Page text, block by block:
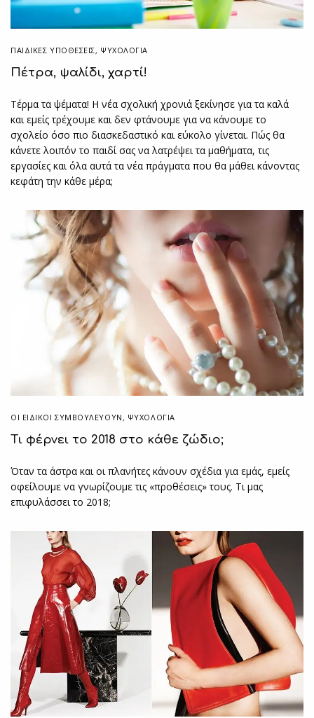
ΠΑΙΔΙΚΈΣ ΥΠΟΘΈΣΕΙΣ, ΨΥΧΟΛΟΓΙΑ
Πέτρα, ψαλίδι, χαρτί!
Τέρμα τα ψέματα! Η νέα σχολική χρονιά ξεκίνησε για τα καλά
και εμείς τρέχουμε και δεν φτάνουμε για να κάνουμε το
σχολείο όσο πιο διασκεδαστικό και εύκολο γίνεται. Πώς θα
κάνετε λοιπόν το παιδί σας να λατρέψει τα μαθήματα, τις
εργασίες και όλα αυτά τα νέα πράγματα που θα μάθει κάνοντας
κεφάτη την κάθε μέρα;
ΟΙ ΕΙΔΙΚΟΊ ΣΥΜΒΟΥΛΕΎΟΥΝ , ΨΥΧΟΛΟΓΙΑ
Τι φέρνει το 2018 στο κάθε ζώδιο;
Όταν τα άστρα και οι πλανήτες κάνουν σχέδια για εμάς, εμείς
οφείλουμε να γνωρίζουμε τις «προθέσεις» τους. Τι μας
επιφυλάσσει το 2018;